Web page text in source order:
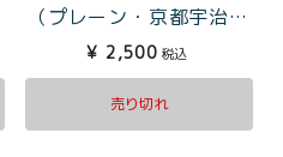
（プレーン・京都宇治抹
茶・4種チョコ）と食べき
りとろ生ガトーショコラ
¥ 2,500 税込
売り切れ